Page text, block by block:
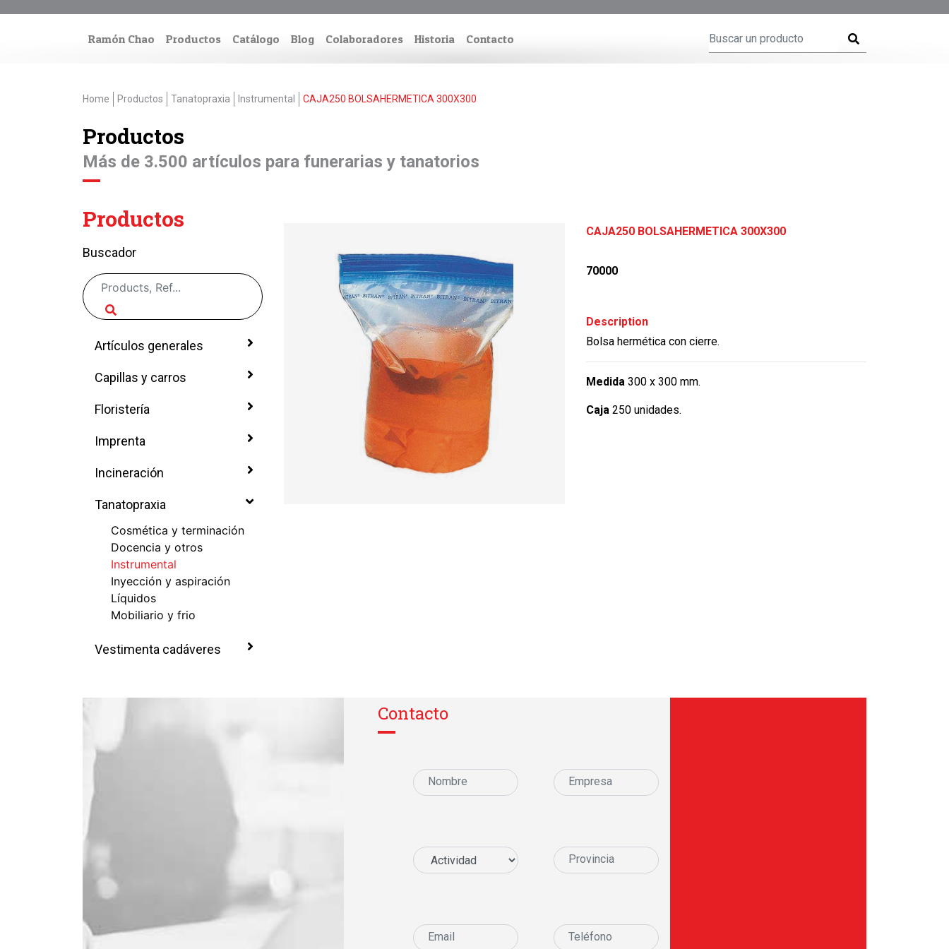
Ramón Chao Productos Catálogo Blog Colaboradores Historia Contacto
Home Productos Tanatopraxia Instrumental CAJA250 BOLSAHERMETICA 300X300
Productos
Más de 3.500 artículos para funerarias y tanatorios
Productos
Buscador
Artículos generales
Capillas y carros
Floristería
Imprenta
Incineración
Tanatopraxia
Cosmética y terminación
Docencia y otros
Instrumental
Inyección y aspiración
Líquidos
Mobiliario y frio
Vestimenta cadáveres
CAJA250 BOLSAHERMETICA 300X300
70000
Description
Bolsa hermética con cierre.
Medida300 x 300 mm.
Caja250 unidades.
Contacto